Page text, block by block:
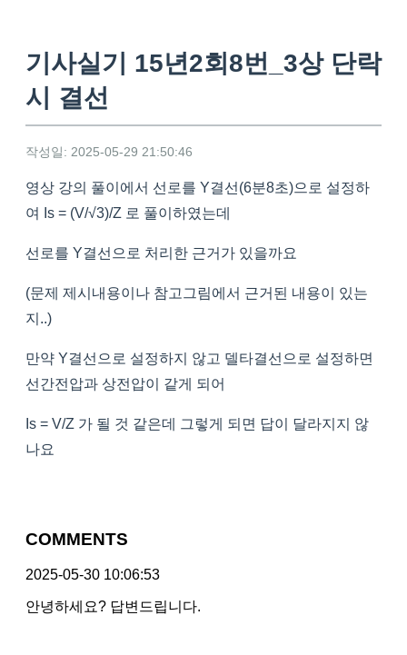
기사실기 15년2회8번_3상 단락
시 결선
작성일: 2025-05-29 21:50:46
영상 강의 풀이에서 선로를 Y결선(6분8초)으로 설정하
여 Is = (V/√3)/Z 로 풀이하였는데
선로를 Y결선으로 처리한 근거가 있을까요
(문제 제시내용이나 참고그림에서 근거된 내용이 있는
지..)
만약 Y결선으로 설정하지 않고 델타결선으로 설정하면
선간전압과 상전압이 같게 되어
Is = V/Z 가 될 것 같은데 그렇게 되면 답이 달라지지 않
나요
COMMENTS
2025-05-30 10:06:53
안녕하세요? 답변드립니다.